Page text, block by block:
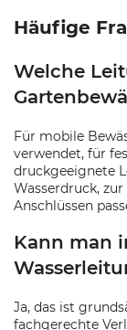
Häufige
Welche
Für mobile
verwendet, für
druckgeeignete
Wasserdruck,
Anschlüssen
Kann man
Ja, das ist
fachgerechte